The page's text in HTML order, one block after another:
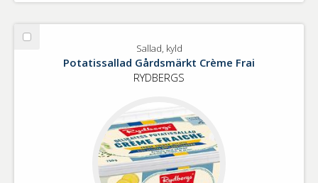
Välj
Sallad, kyld
Potatissallad Gårdsmärkt Crème Frai
RYDBERGS